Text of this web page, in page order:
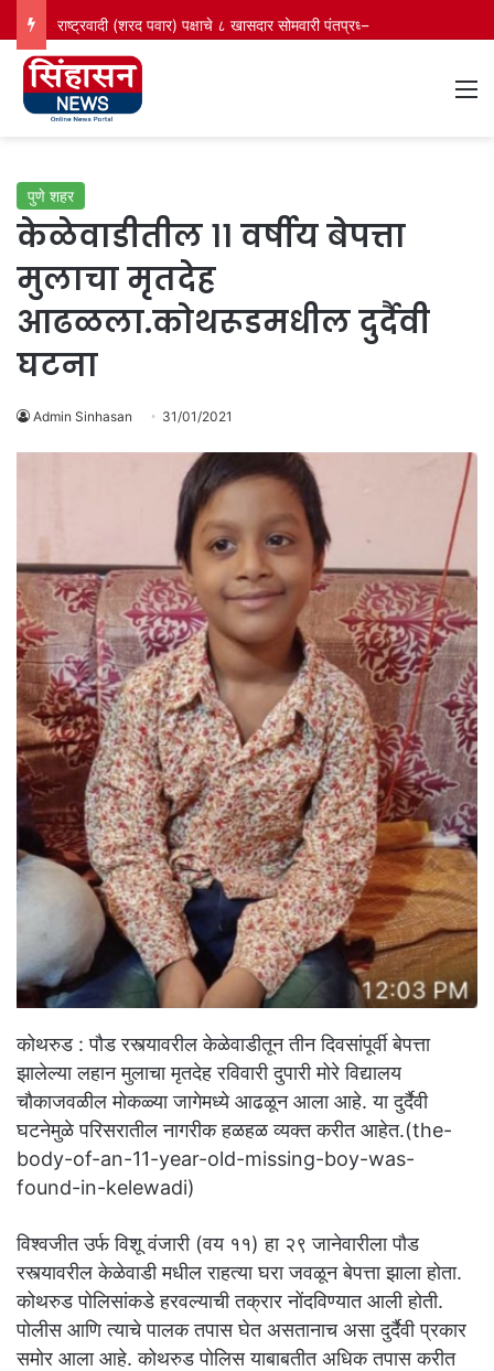
पुणे शहर
केळेवाडीतील ११ वर्षीय बेपत्ता
मुलाचा मृतदेह
आढळला.कोथरूडमधील दुर्दैवी
घटना
Admin Sinhasan 31/01/2021
कोथरुड : पौड रस्त्यावरील केळेवाडीतून तीन दिवसांपूर्वी बेपत्ता
झालेल्या लहान मुलाचा मृतदेह रविवारी दुपारी मोरे विद्यालय
चौकाजवळील मोकळ्या जागेमध्ये आढळून आला आहे. या दुर्दैवी
घटनेमुळे परिसरातील नागरीक हळहळ व्यक्त करीत आहेत.(the-
body-of-an-11-year-old-missing-boy-was-
found-in-kelewadi)
विश्वजीत उर्फ विशू वंजारी (वय ११) हा २९ जानेवारीला पौड
रस्त्यावरील केळेवाडी मधील राहत्या घरा जवळून बेपत्ता झाला होता.
कोथरुड पोलिसांकडे हरवल्याची तक्रार नोंदविण्यात आली होती.
पोलीस आणि त्याचे पालक तपास घेत असतानाच असा दुर्दैवी प्रकार
समोर आला आहे. कोथरुड पोलिस याबाबतीत अधिक तपास करीत